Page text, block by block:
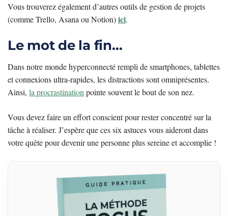
Vous trouverez également d’autres outils de gestion de projets
(comme Trello, Asana ou Notion)ici.
Le mot de la fin…
Dans notre monde hyperconnecté rempli de smartphones, tablettes
et connexions ultra-rapides, les distractions sont omniprésentes.
Ainsi, la procrastination pointe souvent le bout de son nez.
Vous devez faire un effort conscient pour rester concentré sur la
tâche à réaliser. J’espère que ces six astuces vous aideront dans
votre quête pour devenir une personne plus sereine et accomplie !